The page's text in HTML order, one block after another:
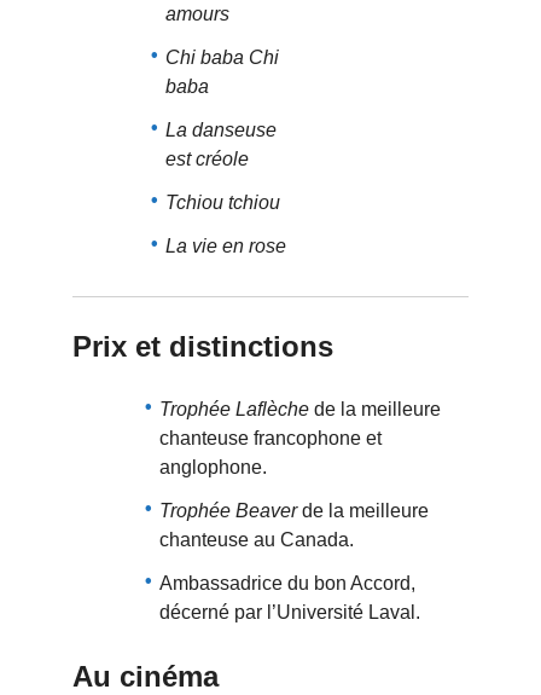
amours
Chi baba Chi
baba
La danseuse
est créole
Tchiou tchiou
La vie en rose
Prix et distinctions
Trophée Laflèchede la meilleure
chanteuse francophone et
anglophone.
Trophée Beaverde la meilleure
chanteuse au Canada.
Ambassadrice du bon Accord,
décerné par l’Université Laval.
Au cinéma